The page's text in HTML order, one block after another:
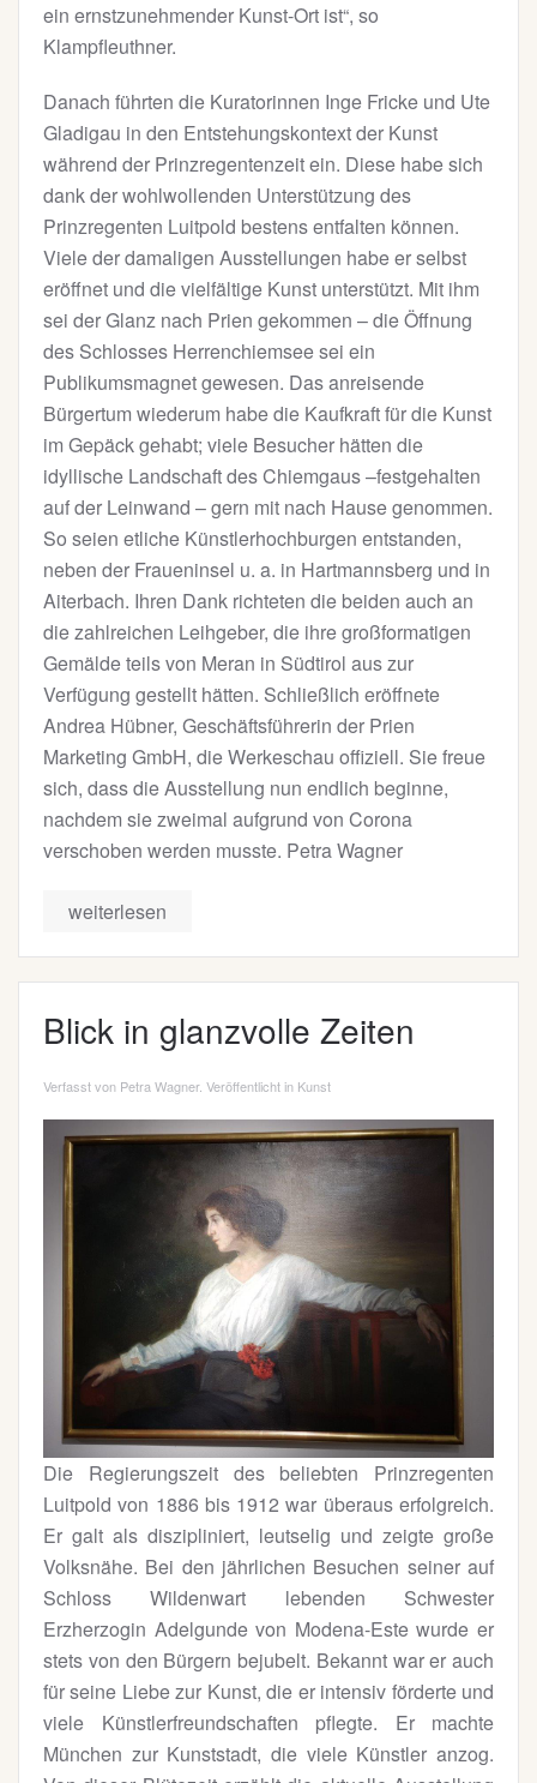
ein ernstzunehmender Kunst-Ort ist“, so
Klampfleuthner.
Danach führten die Kuratorinnen Inge Fricke und Ute
Gladigau in den Entstehungskontext der Kunst
während der Prinzregentenzeit ein. Diese habe sich
dank der wohlwollenden Unterstützung des
Prinzregenten Luitpold bestens entfalten können.
Viele der damaligen Ausstellungen habe er selbst
eröffnet und die vielfältige Kunst unterstützt. Mit ihm
sei der Glanz nach Prien gekommen – die Öffnung
des Schlosses Herrenchiemsee sei ein
Publikumsmagnet gewesen. Das anreisende
Bürgertum wiederum habe die Kaufkraft für die Kunst
im Gepäck gehabt; viele Besucher hätten die
idyllische Landschaft des Chiemgaus –festgehalten
auf der Leinwand – gern mit nach Hause genommen.
So seien etliche Künstlerhochburgen entstanden,
neben der Fraueninsel u. a. in Hartmannsberg und in
Aiterbach. Ihren Dank richteten die beiden auch an
die zahlreichen Leihgeber, die ihre großformatigen
Gemälde teils von Meran in Südtirol aus zur
Verfügung gestellt hätten. Schließlich eröffnete
Andrea Hübner, Geschäftsführerin der Prien
Marketing GmbH, die Werkeschau offiziell. Sie freue
sich, dass die Ausstellung nun endlich beginne,
nachdem sie zweimal aufgrund von Corona
verschoben werden musste. Petra Wagner
weiterlesen
Blick in glanzvolle Zeiten
Verfasst von Petra Wagner. Veröffentlicht in Kunst
Die Regierungszeit des beliebten Prinzregenten
Luitpold von 1886 bis 1912 war überaus erfolgreich.
Er galt als diszipliniert, leutselig und zeigte große
Volksnähe. Bei den jährlichen Besuchen seiner auf
Schloss Wildenwart lebenden Schwester
Erzherzogin Adelgunde von Modena-Este wurde er
stets von den Bürgern bejubelt. Bekannt war er auch
für seine Liebe zur Kunst, die er intensiv förderte und
viele Künstlerfreundschaften pflegte. Er machte
München zur Kunststadt, die viele Künstler anzog.